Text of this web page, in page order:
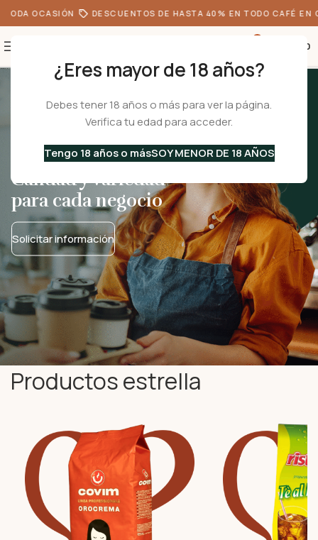
¿Eres mayor de 18 años?
Debes tener 18 años o más para ver la página.
Verifica tu edad para acceder.
Tengo 18 años o másSOY MENOR DE 18 AÑOS
OCASIÓN DESCUENTOS DE HASTA 40% EN TODO CAFÉ EN
0.00
Horeca y Vending:
Calidad y variedad
para cada negocio
Solicitar información
Productos estrella